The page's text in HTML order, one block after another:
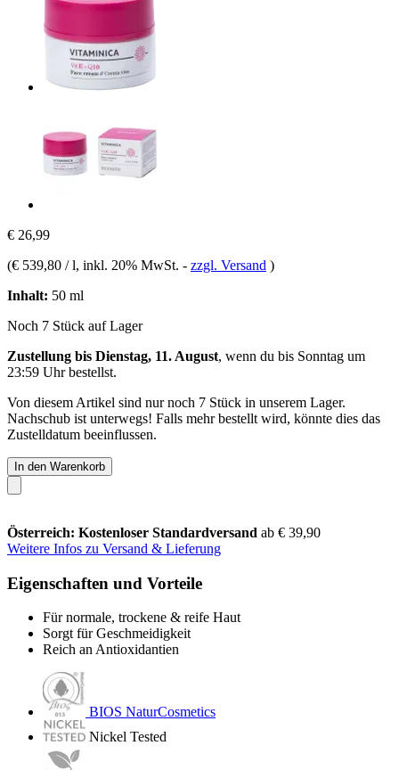
€ 26,99
(€ 539,80 / l, inkl. 20% MwSt. - zzgl. Versand )
Inhalt: 50 ml
Noch 7 Stück auf Lager
Zustellung bis Dienstag, 11. August, wenn du bis Sonntag um
23:59 Uhrbestellst.
Von diesem Artikel sind nur noch 7 Stück in unserem Lager.
Nachschub ist unterwegs! Falls mehr bestellt wird, könnte dies das
Zustelldatum beeinflussen.
In den Warenkorb
Österreich: Kostenloser Standardversand ab € 39,90
Weitere Infos zu Versand & Lieferung
Eigenschaften und Vorteile
Für normale, trockene & reife Haut
Sorgt für Geschmeidigkeit
Reich an Antioxidantien
BIOS NaturCosmetics
Nickel Tested